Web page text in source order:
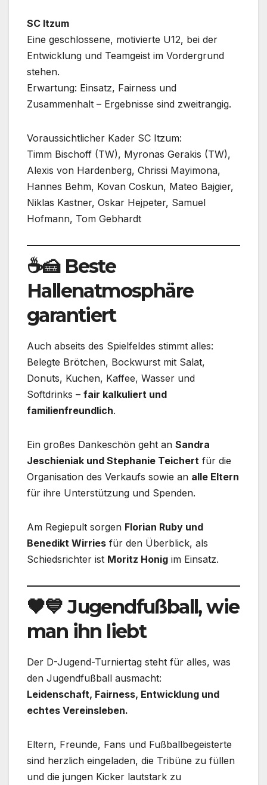
SC Itzum
Eine geschlossene, motivierte U12, bei der
Entwicklung und Teamgeist im Vordergrund
stehen.
Erwartung: Einsatz, Fairness und
Zusammenhalt – Ergebnisse sind zweitrangig.
Voraussichtlicher Kader SC Itzum:
Timm Bischoff (TW), Myronas Gerakis (TW),
Alexis von Hardenberg, Chrissi Mayimona,
Hannes Behm, Kovan Coskun, Mateo Bajgier,
Niklas Kastner, Oskar Hejpeter, Samuel
Hofmann, Tom Gebhardt
☕🍰 Beste
Hallenatmosphäre
garantiert
Auch abseits des Spielfeldes stimmt alles:
Belegte Brötchen, Bockwurst mit Salat,
Donuts, Kuchen, Kaffee, Wasser und
Softdrinks – fair kalkuliert und
familienfreundlich.
Ein großes Dankeschön geht an Sandra
Jeschieniak und Stephanie Teichert für die
Organisation des Verkaufs sowie an alle Eltern
für ihre Unterstützung und Spenden.
Am Regiepult sorgen Florian Ruby und
Benedikt Wirries für den Überblick, als
Schiedsrichter ist Moritz Honig im Einsatz.
🖤💙 Jugendfußball, wie
man ihn liebt
Der D-Jugend-Turniertag steht für alles, was
den Jugendfußball ausmacht:
Leidenschaft, Fairness, Entwicklung und
echtes Vereinsleben.
Eltern, Freunde, Fans und Fußballbegeisterte
sind herzlich eingeladen, die Tribüne zu füllen
und die jungen Kicker lautstark zu